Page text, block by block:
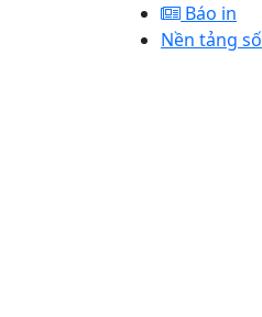
Báo in
Nền tảng số